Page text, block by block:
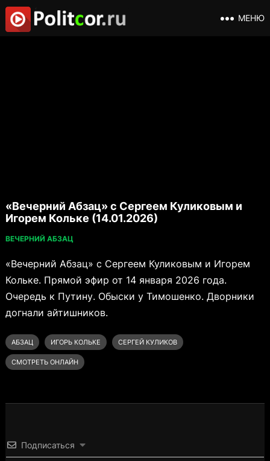
МЕНЮ
«Вечерний Абзац» с Сергеем Куликовым и
Игорем Кольке (14.01.2026)
ВЕЧЕРНИЙ АБЗАЦ
«Вечерний Абзац» с Сергеем Куликовым и Игорем
Кольке. Прямой эфир от 14 января 2026 года.
Очередь к Путину. Обыски у Тимошенко. Дворники
догнали айтишников.
АБЗАЦ ИГОРЬ КОЛЬКЕ СЕРГЕЙ КУЛИКОВ
СМОТРЕТЬ ОНЛАЙН
Подписаться